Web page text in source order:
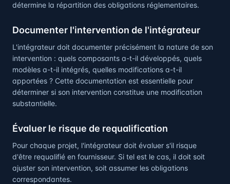
détermine la répartition des obligations réglementaires.
Documenter l'intervention de l'intégrateur
L'intégrateur doit documenter précisément la nature de son
intervention : quels composants a-t-il développés, quels
modèles a-t-il intégrés, quelles modifications a-t-il
apportées ? Cette documentation est essentielle pour
déterminer si son intervention constitue une modification
substantielle.
Évaluer le risque de requalification
Pour chaque projet, l'intégrateur doit évaluer s'il risque
d'être requalifié en fournisseur. Si tel est le cas, il doit soit
ajuster son intervention, soit assumer les obligations
correspondantes.